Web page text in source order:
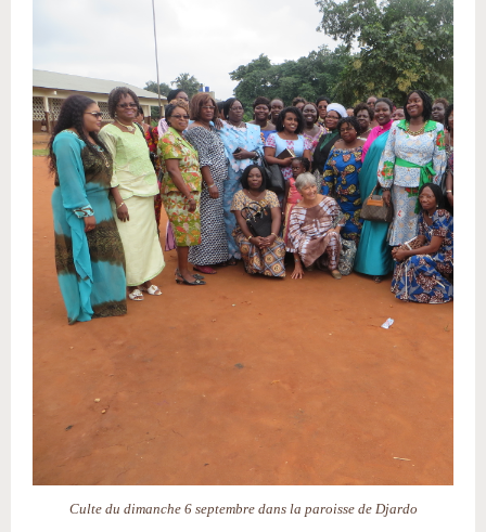
Culte du dimanche 6 septembre dans la paroisse de Djardo